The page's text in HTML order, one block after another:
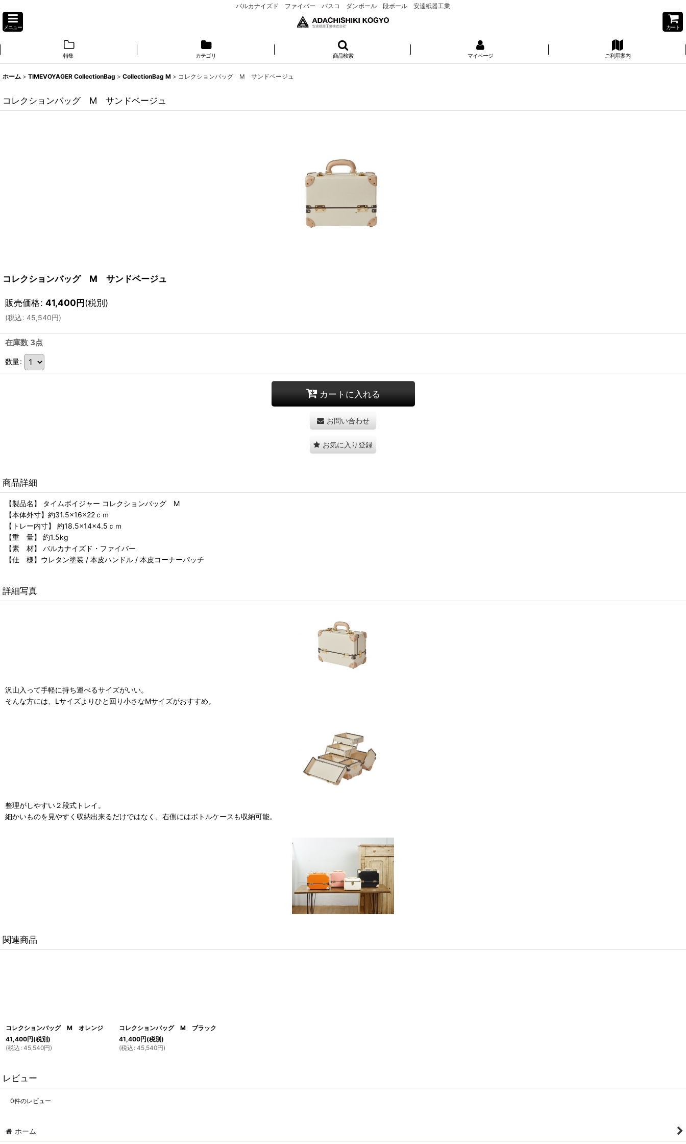
バルカナイズド ファイバー パスコ ダンボール 段ボール 安達紙器工業
メニュー カート
特集 カテゴリ 商品検索 マイページ ご利用案内
ホーム > TIMEVOYAGER CollectionBag > CollectionBag M > コレクションバッグ M サンドベージュ
コレクションバッグ M サンドベージュ
コレクションバッグ M サンドベージュ
販売価格: 41,400円(税別)
(税込: 45,540円)
在庫数 3点
数量:
カートに入れる
お問い合わせ
お気に入り登録
商品詳細
【製品名】 タイムボイジャー コレクションバッグ M
【本体外寸】約31.5×16×22ｃｍ
【トレー内寸】 約18.5×14×4.5ｃｍ
【重 量】 約1.5kg
【素 材】 バルカナイズド・ファイバー
【仕 様】ウレタン塗装 / 本皮ハンドル / 本皮コーナーパッチ
詳細写真
沢山入って手軽に持ち運べるサイズがいい。
そんな方には、Lサイズよりひと回り小さなMサイズがおすすめ。
整理がしやすい２段式トレイ。
細かいものを見やすく収納出来るだけではなく、右側にはボトルケースも収納可能。
関連商品
コレクションバッグ M オレンジ
41,400円(税別)
(税込 : 45,540円)
コレクションバッグ M ブラック
41,400円(税別)
(税込 : 45,540円)
レビュー
0件のレビュー
ホーム